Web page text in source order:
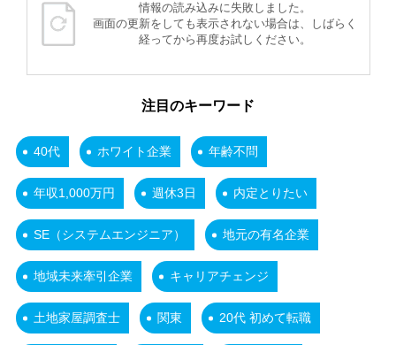
情報の読み込みに失敗しました。
画面の更新をしても表示されない場合は、しばらく
経ってから再度お試しください。
注目のキーワード
40代 ホワイト企業 年齢不問
年収1,000万円 週休3日 内定とりたい
SE（システムエンジニア） 地元の有名企業
地域未来牽引企業 キャリアチェンジ
土地家屋調査士 関東 20代 初めて転職